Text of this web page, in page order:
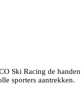
Ski Racing de
sporters aantrekken.